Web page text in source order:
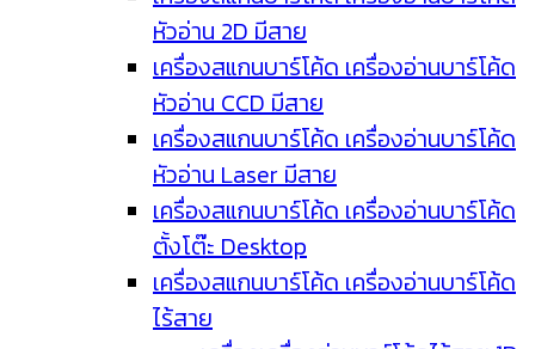
หัวอ่าน 2D มีสาย
เครื่องสแกนบาร์โค้ด เครื่องอ่านบาร์โค้ด
หัวอ่าน CCD มีสาย
เครื่องสแกนบาร์โค้ด เครื่องอ่านบาร์โค้ด
หัวอ่าน Laser มีสาย
เครื่องสแกนบาร์โค้ด เครื่องอ่านบาร์โค้ด
ตั้งโต๊ะ Desktop
เครื่องสแกนบาร์โค้ด เครื่องอ่านบาร์โค้ด
ไร้สาย